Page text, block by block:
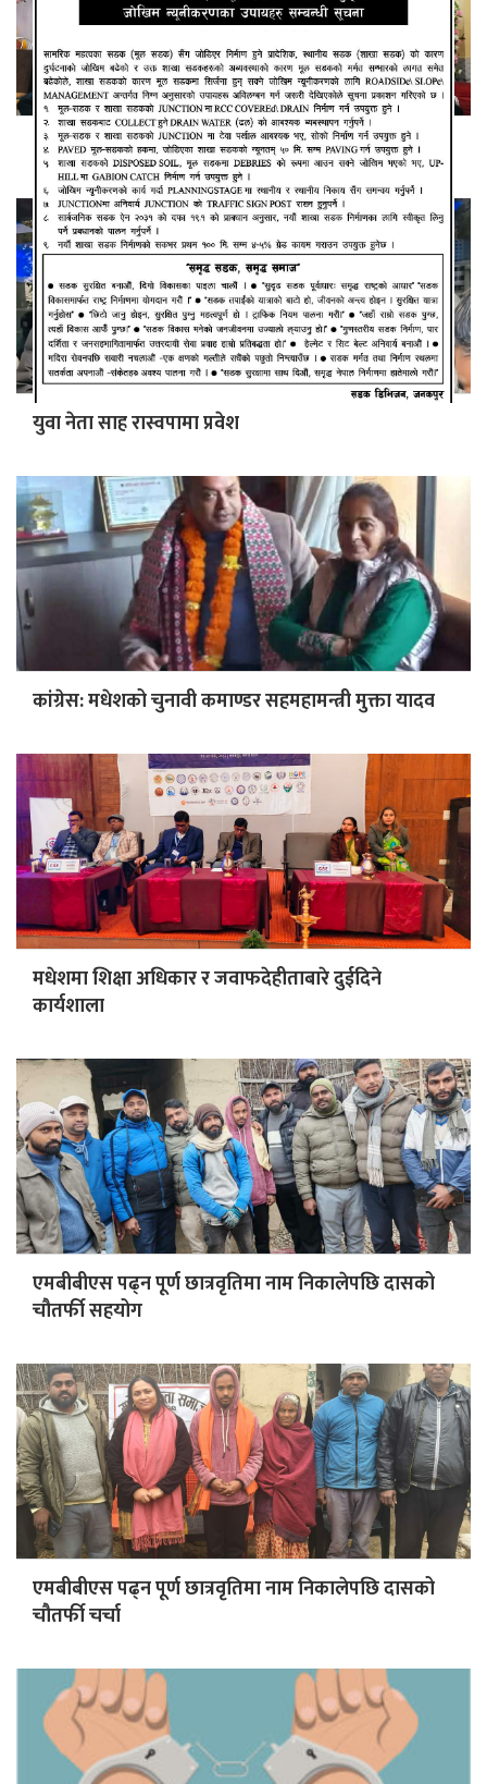
स्वर्गीय सुनिल थापाको अन्तिम चलचित्र कुम्भ
युवा नेता साह रास्वपामा प्रवेश
कांग्रेस: मधेशको चुनावी कमाण्डर सहमहामन्त्री मुक्ता यादव
मधेशमा शिक्षा अधिकार र जवाफदेहीताबारे दुईदिने
कार्यशाला
एमबीबीएस पढ्न पूर्ण छात्रवृतिमा नाम निकालेपछि दासको
चौतर्फी सहयोग
एमबीबीएस पढ्न पूर्ण छात्रवृतिमा नाम निकालेपछि दासको
चौतर्फी चर्चा